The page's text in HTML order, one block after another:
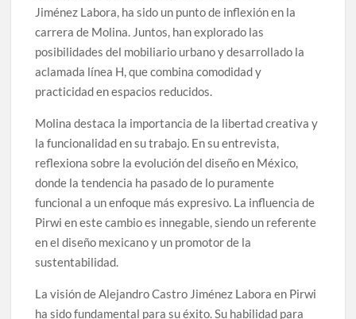
Jiménez Labora, ha sido un punto de inflexión en la
carrera de Molina. Juntos, han explorado las
posibilidades del mobiliario urbano y desarrollado la
aclamada línea H, que combina comodidad y
practicidad en espacios reducidos.
Molina destaca la importancia de la libertad creativa y
la funcionalidad en su trabajo. En su entrevista,
reflexiona sobre la evolución del diseño en México,
donde la tendencia ha pasado de lo puramente
funcional a un enfoque más expresivo. La influencia de
Pirwi en este cambio es innegable, siendo un referente
en el diseño mexicano y un promotor de la
sustentabilidad.
La visión de Alejandro Castro Jiménez Labora en Pirwi
ha sido fundamental para su éxito. Su habilidad para